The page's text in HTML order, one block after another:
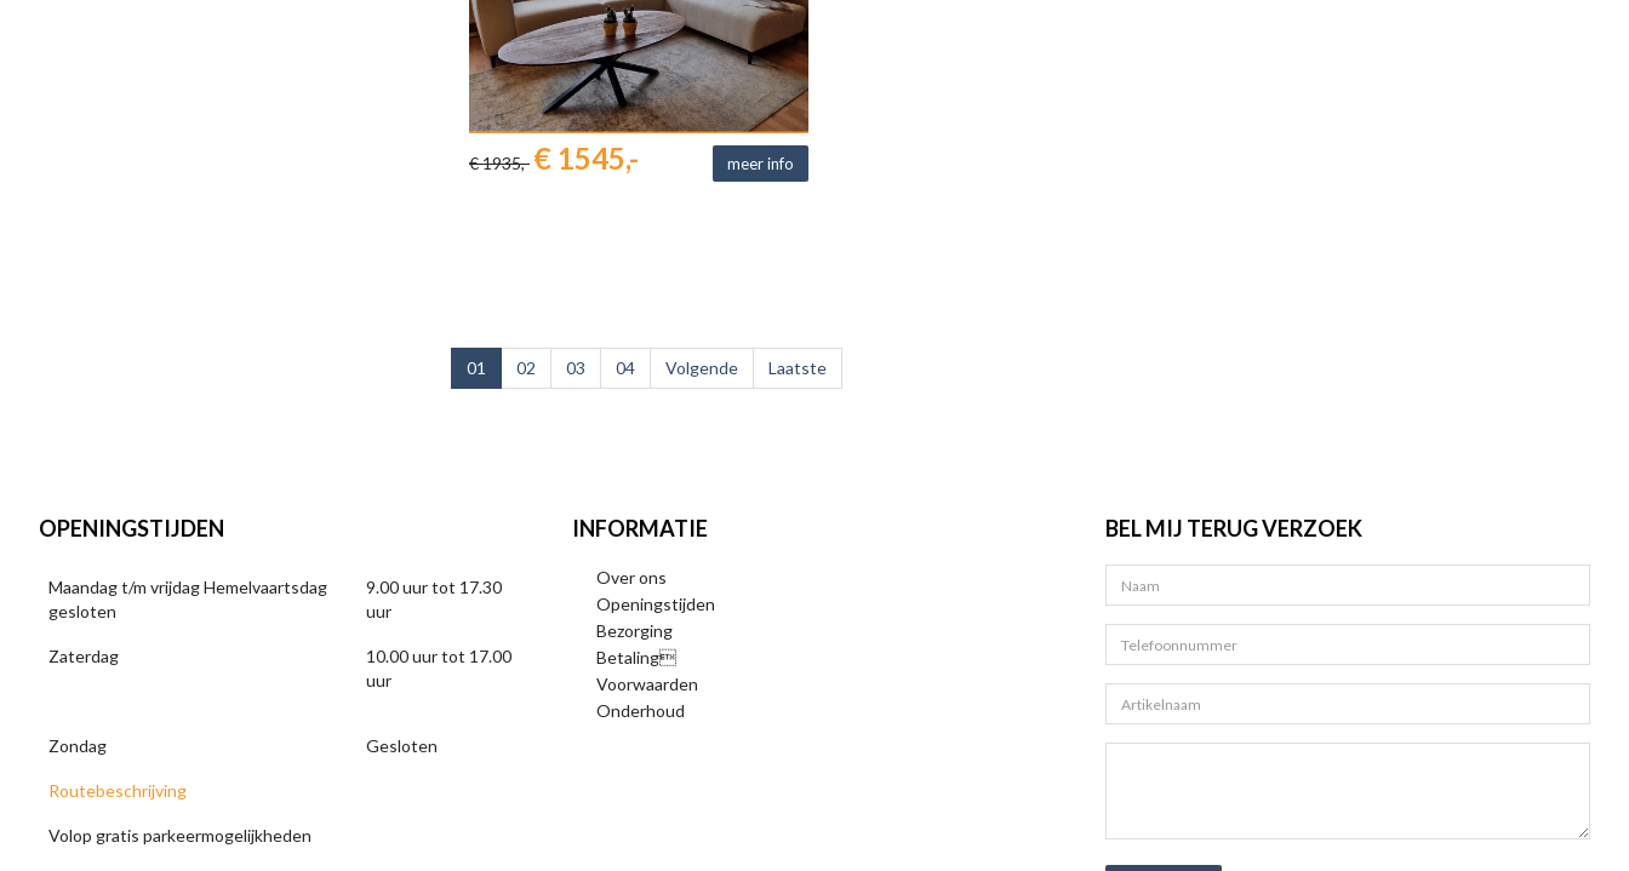
€ 1935,- € 1545,- meer info
01 02 03 04 Volgende Laatste
OPENINGSTIJDEN
Maandag t/m vrijdag Hemelvaartsdag
gesloten
9.00 uur tot 17.30
uur
Zaterdag
10.00 uur tot 17.00
uur
Zondag Gesloten
Routebeschrijving
Volop gratis parkeermogelijkheden
INFORMATIE
Over ons
Openingstijden
Bezorging
Betaling
Voorwaarden
Onderhoud
BEL MIJ TERUG VERZOEK